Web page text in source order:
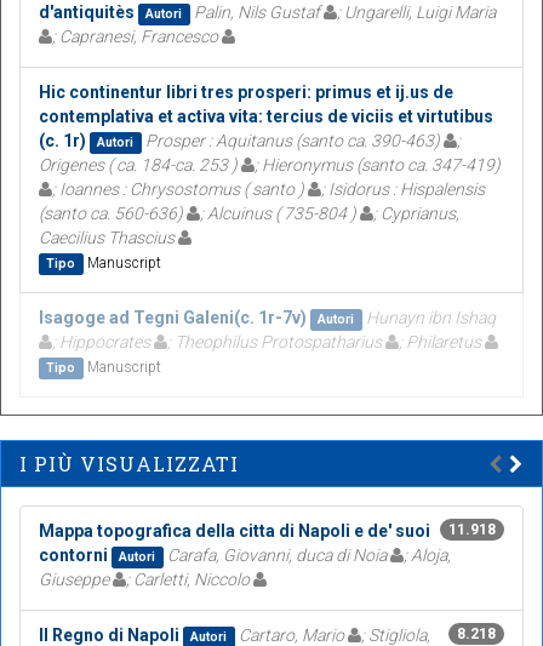
d'antiquitès
Autori Palin, Nils Gustaf
; Ungarelli, Luigi Maria
; Capranesi, Francesco
Hic continentur libri tres prosperi: primus et ij.us de
contemplativa et activa vita: tercius de viciis et virtutibus
(c. 1r)
Autori Prosper : Aquitanus (santo ca. 390-463)
;
Origenes ( ca. 184-ca. 253 )
; Hieronymus (santo ca. 347-419)
; Ioannes : Chrysostomus ( santo )
; Isidorus : Hispalensis
(santo ca. 560-636)
; Alcuinus ( 735-804 )
; Cyprianus,
Caecilius Thascius
Tipo Manuscript
Isagoge ad Tegni Galeni(c. 1r-7v) Autori
Hunayn ibn Ishaq
; Hippocrates
; Theophilus Protospatharius ; Philaretus
Tipo Manuscript
I PIÙ VISUALIZZATI
11.918
Mappa topografica della citta di Napoli e de' suoi
contorni
Autori Carafa, Giovanni, duca di Noia
; Aloja,
Giuseppe
; Carletti, Niccolo
8.218
Il Regno di Napoli Autori Cartaro, Mario
; Stigliola,